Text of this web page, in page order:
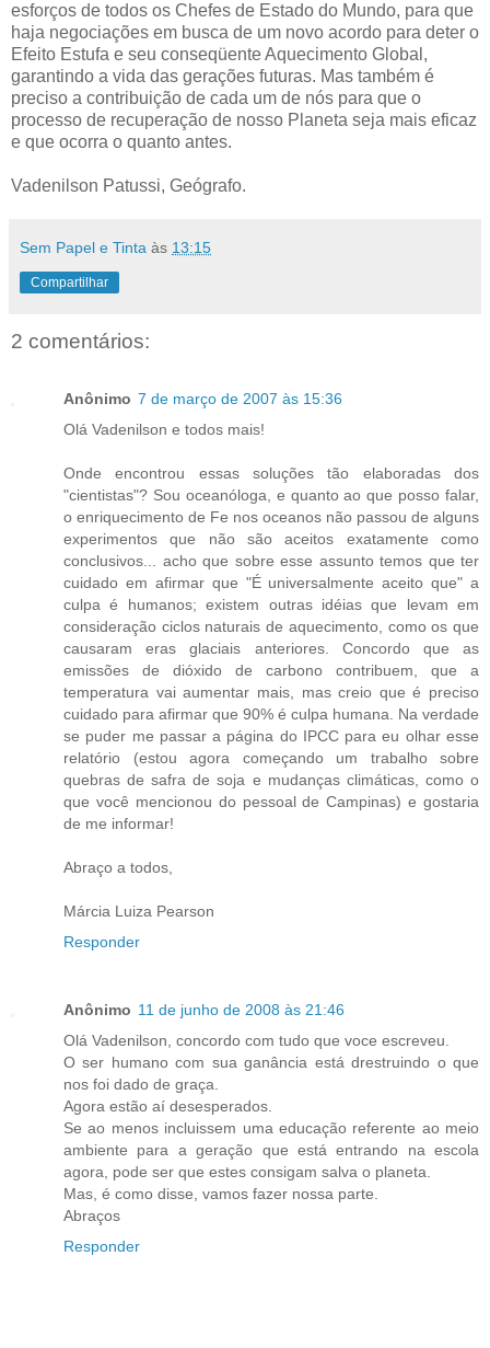
esforços de todos os Chefes de Estado do Mundo, para que
haja negociações em busca de um novo acordo para deter o
Efeito Estufa e seu conseqüente Aquecimento Global,
garantindo a vida das gerações futuras. Mas também é
preciso a contribuição de cada um de nós para que o
processo de recuperação de nosso Planeta seja mais eficaz
e que ocorra o quanto antes.
Vadenilson Patussi, Geógrafo.
Sem Papel e Tinta às 13:15
Compartilhar
2 comentários:
Anônimo 7 de março de 2007 às 15:36
Olá Vadenilson e todos mais!
Onde encontrou essas soluções tão elaboradas dos
"cientistas"? Sou oceanóloga, e quanto ao que posso falar,
o enriquecimento de Fe nos oceanos não passou de alguns
experimentos que não são aceitos exatamente como
conclusivos... acho que sobre esse assunto temos que ter
cuidado em afirmar que "É universalmente aceito que" a
culpa é humanos; existem outras idéias que levam em
consideração ciclos naturais de aquecimento, como os que
causaram eras glaciais anteriores. Concordo que as
emissões de dióxido de carbono contribuem, que a
temperatura vai aumentar mais, mas creio que é preciso
cuidado para afirmar que 90% é culpa humana. Na verdade
se puder me passar a página do IPCC para eu olhar esse
relatório (estou agora começando um trabalho sobre
quebras de safra de soja e mudanças climáticas, como o
que você mencionou do pessoal de Campinas) e gostaria
de me informar!
Abraço a todos,
Márcia Luiza Pearson
Responder
Anônimo 11 de junho de 2008 às 21:46
Olá Vadenilson, concordo com tudo que voce escreveu.
O ser humano com sua ganância está drestruindo o que
nos foi dado de graça.
Agora estão aí desesperados.
Se ao menos incluissem uma educação referente ao meio
ambiente para a geração que está entrando na escola
agora, pode ser que estes consigam salva o planeta.
Mas, é como disse, vamos fazer nossa parte.
Abraços
Responder